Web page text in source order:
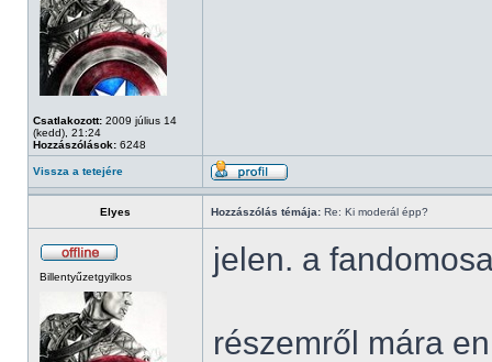
Csatlakozott: 2009 július 14
(kedd), 21:24
Hozzászólások: 6248
Vissza a tetejére
Elyes Hozzászólás témája: Re: Ki moderál épp?
Billentyűzetgyilkos jelen. a
részemről mára